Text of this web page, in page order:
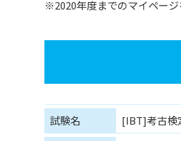
※2020年度までのマイページ
試験名
[IBT]考古検